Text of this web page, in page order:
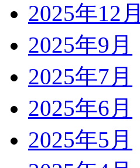
2025年12月
2025年9月
2025年7月
2025年6月
2025年5月